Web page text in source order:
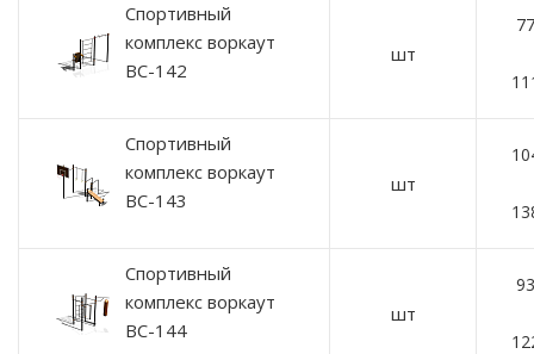
Спортивный
комплекс воркаут
ВС-142
шт
Спортивный
комплекс воркаут
ВС-143
шт
Спортивный
комплекс воркаут
ВС-144
шт